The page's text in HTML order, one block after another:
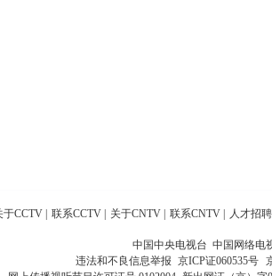
于CCTV 联系CCTV 关于CNTV 联系CNTV 人才招聘
中国中央电视台 中国网络电
违法和不良信息举报 京ICP证060535号